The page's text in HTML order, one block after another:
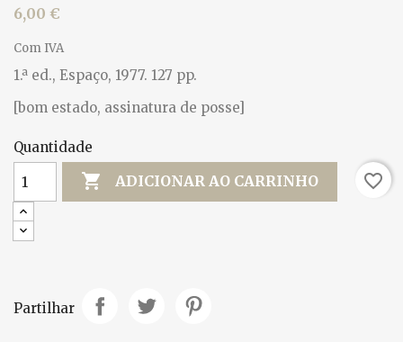
6,00 €
Com IVA
1.ª ed., Espaço, 1977. 127 pp.
[bom estado, assinatura de posse]
Quantidade
 ADICIONAR AO CARRINHO favorite_border
Partilhar